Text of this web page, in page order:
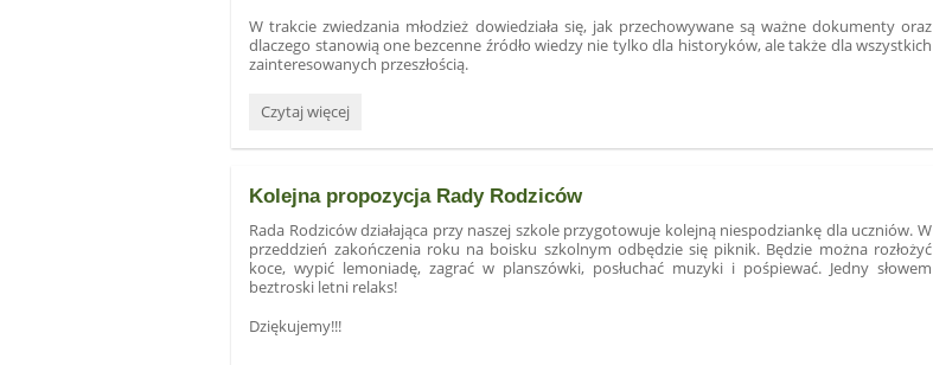
W trakcie zwiedzania młodzież dowiedziała się, jak przechowywane są ważne dokumenty oraz
dlaczego stanowią one bezcenne źródło wiedzy nie tylko dla historyków, ale także dla wszystkich
zainteresowanych przeszłością.
Historie
w
Czytaj więcej
Kolejna propozycja Rady Rodziców
Rada Rodziców działająca przy naszej szkole przygotowuje kolejną niespodziankę dla uczniów. W
przeddzień zakończenia roku na boisku szkolnym odbędzie się piknik. Będzie można rozłożyć
koce, wypić lemoniadę, zagrać w planszówki, posłuchać muzyki i pośpiewać. Jedny słowem
beztroski letni relaks!
Dziękujemy!!!